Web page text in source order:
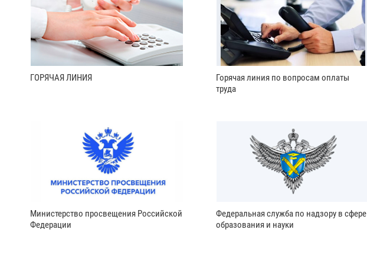
ГОРЯЧАЯ ЛИНИЯ
Горячая линия по вопросам оплаты
труда
Министерство просвещения Российской
Федерации
Федеральная служба по надзору в сфере
образования и науки